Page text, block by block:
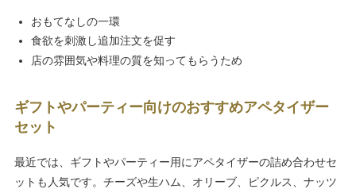
おもてなしの一環
食欲を刺激し追加注文を促す
店の雰囲気や料理の質を知ってもらうため
ギフトやパーティー向けのおすすめアペタイザー
セット
最近では、ギフトやパーティー用にアペタイザーの詰め合わせセ
ットも人気です。チーズや生ハム、オリーブ、ピクルス、ナッツ